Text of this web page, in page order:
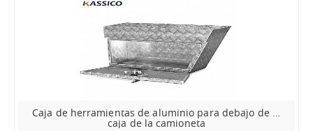
Caja de herramientas de aluminio para debajo de la
caja de la camioneta